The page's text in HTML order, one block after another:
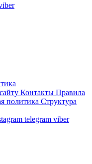
Контакты Правила
политика Структура
telegram viber